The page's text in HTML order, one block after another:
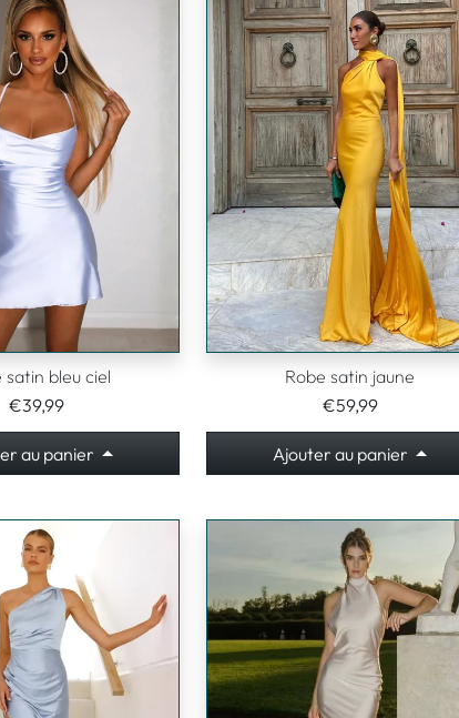
satin bleu ciel
€39,99
au panier
Robe satin jaune
€59,99
Ajouter au panier